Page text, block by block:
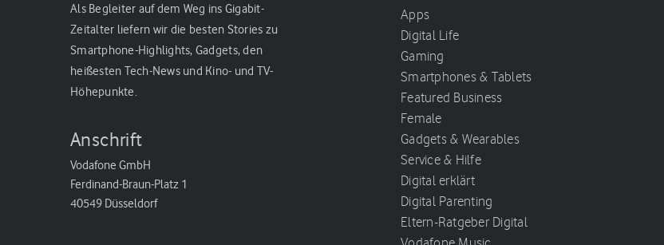
Als Begleiter auf dem Weg ins Gigabit-
Zeitalter liefern wir die besten Stories zu
Smartphone-Highlights, Gadgets, den
heißesten Tech-News und Kino- und TV-
Höhepunkte.
Anschrift
Vodafone GmbH
Ferdinand-Braun-Platz 1
40549 Düsseldorf
Apps
Digital Life
Gaming
Smartphones & Tablets
Featured Business
Female
Gadgets & Wearables
Service & Hilfe
Digital erklärt
Digital Parenting
Eltern-Ratgeber Digital